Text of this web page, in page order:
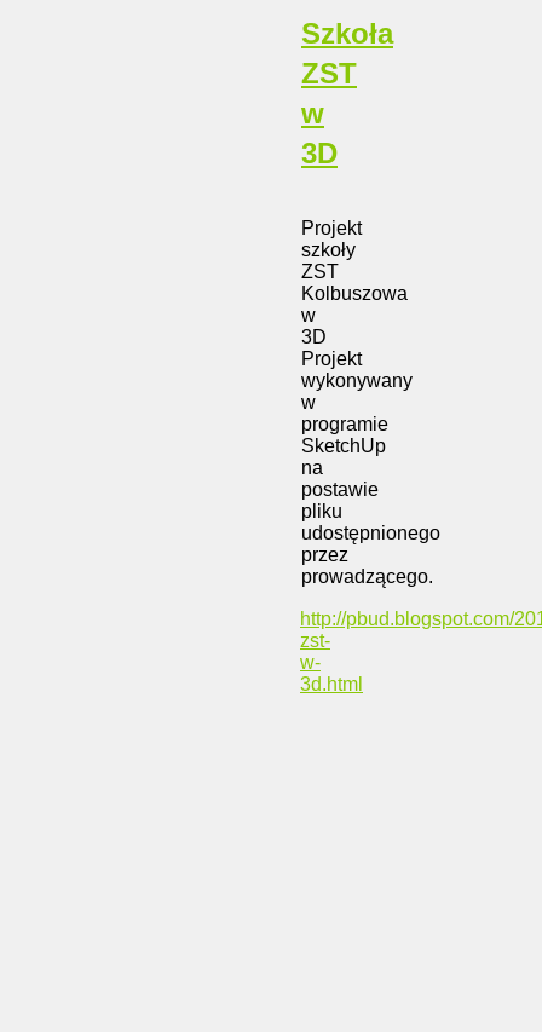
Szkoła
ZST
w
3D
Projekt
szkoły
ZST
Kolbuszowa
w
3D
Projekt
wykonywany
w
programie
SketchUp
na
postawie
pliku
udostępnionego
przez
prowadzącego.
http://pbud.blogspot.com/
zst-
w-
3d.html